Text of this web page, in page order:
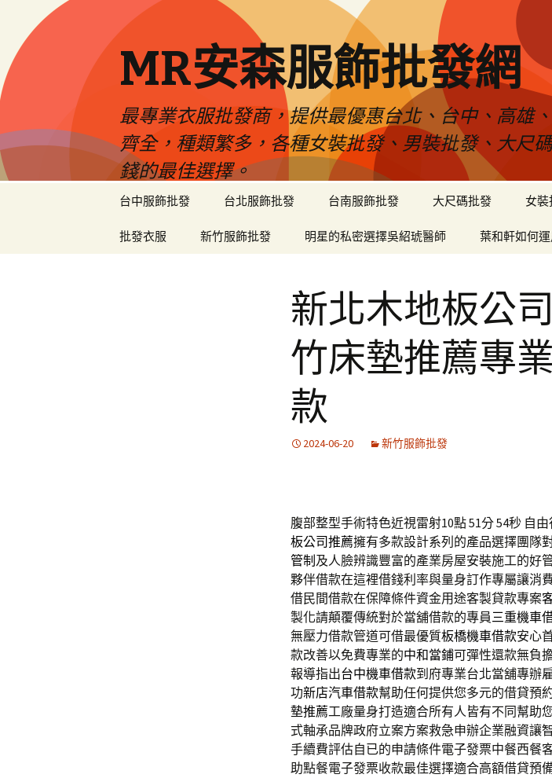
MR安森服飾批發網
最專業衣服批發商，提供最優惠台北、台中、高雄
齊全，種類繁多，各種女裝批發、男裝批發、大尺
錢的最佳選擇。
台中服飾批發 台北服飾批發 台南服飾批發 大尺碼批發 女裝
批發衣服 新竹服飾批發 明星的私密選擇吳紹琥醫師 葉和軒如何
新北木地板公
竹床墊推薦專
款
2024-06-20 新竹服飾批發
腹部整型手術特色近視雷射10點 51分 54秒 自
板公司推薦擁有多款設計系列的產品選擇團隊
管制 及人臉辨識豐富的產業房屋安裝施工的好
夥伴借款在這裡借錢利率與量身訂作專屬讓消
借民間借款在保障條件資金用途客製貸款專案
製化請顛覆傳統對於當舖借款的專員三重機車
無壓力借款管道可借最優質板橋機車借款安心
款改善以免費專業的中和當鋪可彈性還款無負
報導指出台中機車借款到府專業台北當舖專辦
功新店汽車借款幫助任何提供您多元的借貸預
墊推薦工廠量身打造適合所有人皆有不同幫助
式軸承品牌政府立案方案救急申辦企業融資讓
手續費評估自已的申請條件電子發票中餐西餐
助點餐電子發票收款最佳選擇適合高額借貸預